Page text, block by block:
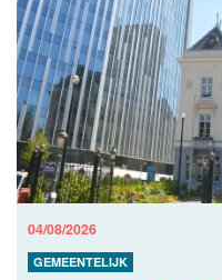
04/08/2026
GEMEENTELIJK